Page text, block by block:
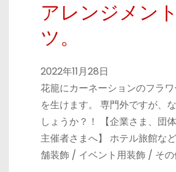
アレンジメン
ツ。
2022年11月28日
花籠にカーネーションのフラ
を生けます。 専門外ですが、
しょうか？！ 【企業さま、団
主催者さまへ】 ホテル旅館な
舗装飾 / イベント用装飾 / そ